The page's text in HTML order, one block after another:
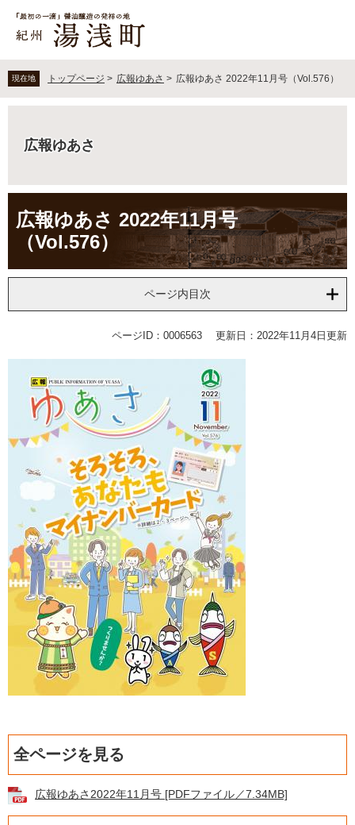
の
先
で
ー
を
ば
へ
現在地 トップページ > 広報ゆあさ > 広報ゆあさ 2022年11月号（Vol.576）
広報ゆあさ
広報ゆあさ 2022年11月号
（Vol.576）
ページ内目次
ページID：0006563 更新日：2022年11月4日更新
全ページを見る
広報ゆあさ2022年11月号 [PDFファイル／7.34MB]